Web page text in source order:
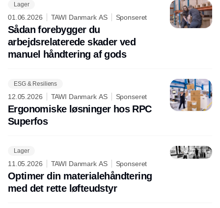
Lager
01.06.2026 TAWI Danmark AS Sponseret
Sådan forebygger du
arbejdsrelaterede skader ved
manuel håndtering af gods
ESG & Resiliens
12.05.2026 TAWI Danmark AS Sponseret
Ergonomiske løsninger hos RPC
Superfos
Lager
11.05.2026 TAWI Danmark AS Sponseret
Optimer din materialehåndtering
med det rette løfteudstyr